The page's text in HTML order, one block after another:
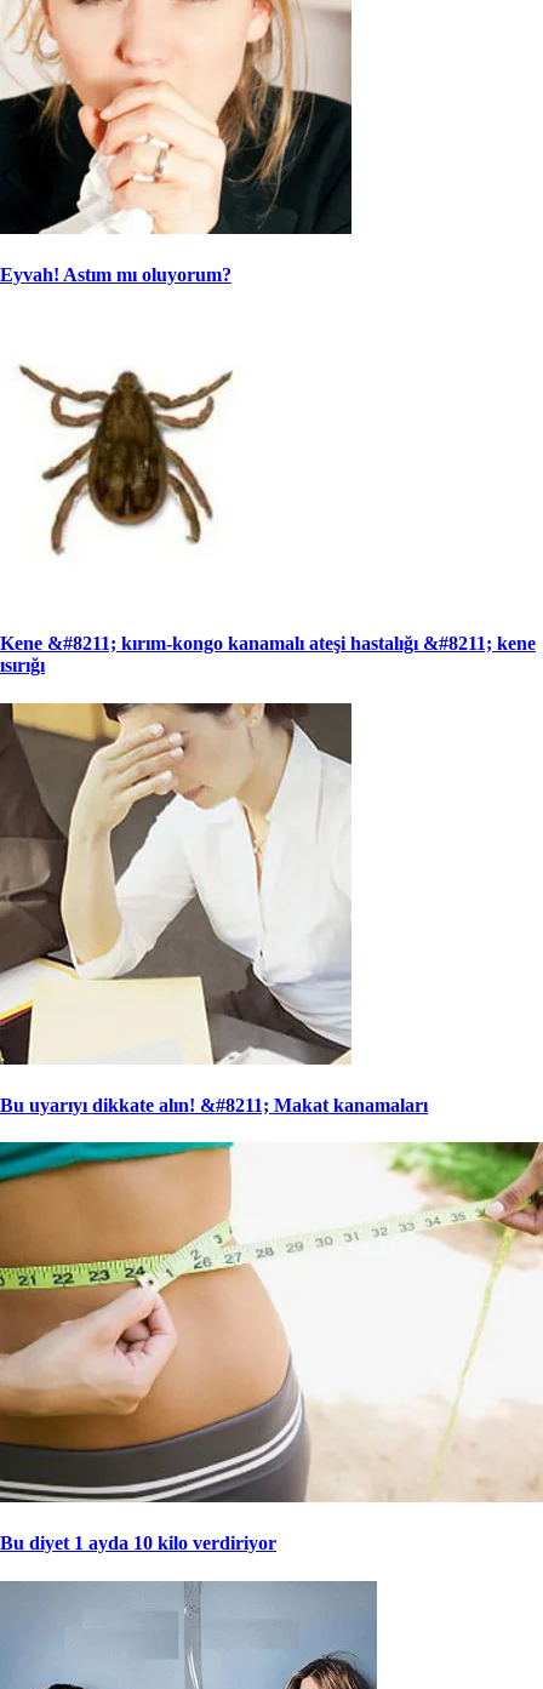
Eyvah! Astım mı oluyorum?
Kene &#8211; kırım-kongo kanamalı ateşi hastalığı &#8211; kene
ısırığı
Bu uyarıyı dikkate alın! &#8211; Makat kanamaları
Bu diyet 1 ayda 10 kilo verdiriyor